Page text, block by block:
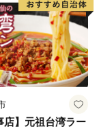
の積極的な保
、現在、まち
ています。
用したまちづ
地域の地理
は「北限のブ
ます。
店】元祖台湾ラー